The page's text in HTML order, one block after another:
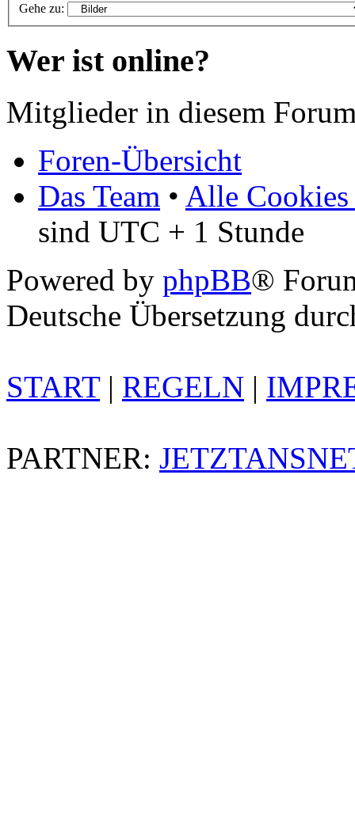
Gehe zu:
Wer ist online?
Mitglieder in diesem
Foren-Übersicht
Das Team • Alle Cookies
sind UTC + 1 Stunde
Powered by phpBB®
Deutsche Übersetzung
START| REGELN |
PARTNER: